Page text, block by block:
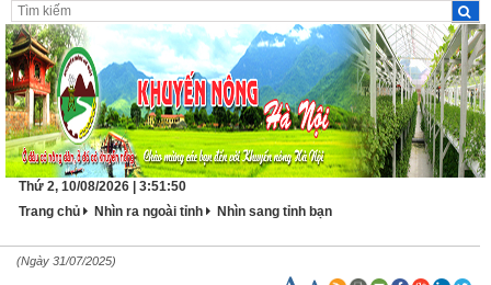
Thứ 2, 10/08/2026 | 3:51:50
Trang chủ
Nhìn ra ngoài tỉnh Nhìn sang tỉnh bạn
(Ngày 31/07/2025)